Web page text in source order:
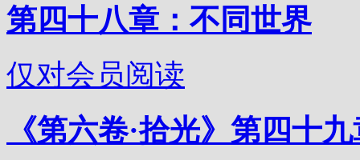
第四十八章：不同世界
仅对会员阅读
《第六卷·拾光》第四十